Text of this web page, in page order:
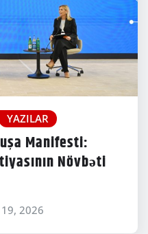
YAZILAR
Manifesti:
Növbəti
2026